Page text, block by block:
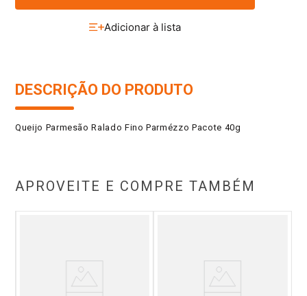
DESCRIÇÃO DO PRODUTO
Queijo Parmesão Ralado Fino Parmézzo Pacote 40g
APROVEITE E COMPRE TAMBÉM